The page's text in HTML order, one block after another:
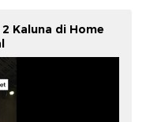
Kaluna di Home